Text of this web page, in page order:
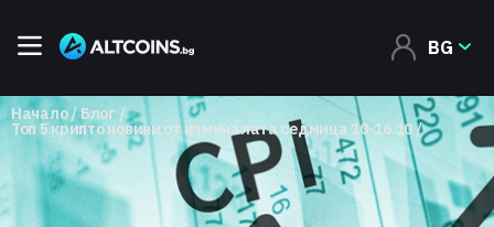
BG
Начало Блог
Топ 5 крипто новини от изминалата седмица 10-16.10